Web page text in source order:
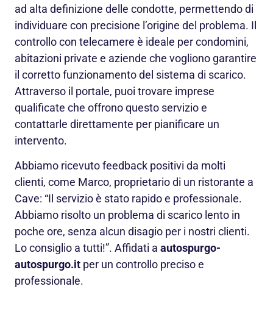
ad alta definizione delle condotte, permettendo di
individuare con precisione l’origine del problema. Il
controllo con telecamere è ideale per condomini,
abitazioni private e aziende che vogliono garantire
il corretto funzionamento del sistema di scarico.
Attraverso il portale, puoi trovare imprese
qualificate che offrono questo servizio e
contattarle direttamente per pianificare un
intervento.
Abbiamo ricevuto feedback positivi da molti
clienti, come Marco, proprietario di un ristorante a
Cave: “Il servizio è stato rapido e professionale.
Abbiamo risolto un problema di scarico lento in
poche ore, senza alcun disagio per i nostri clienti.
Lo consiglio a tutti!”. Affidati a autospurgo-
autospurgo.it per un controllo preciso e
professionale.